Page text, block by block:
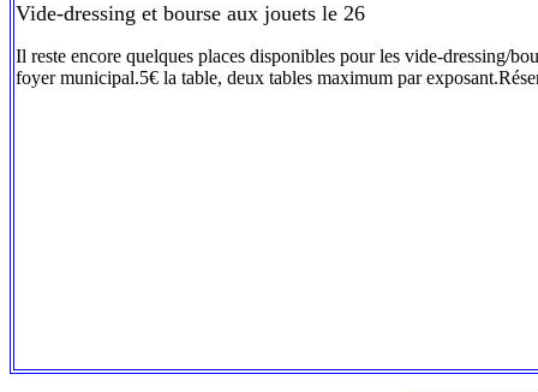
Vide-dressing et bourse aux jouets le 26
Il reste encore quelques places disponibles pour les vide-dressing/
foyer municipal.5€ la table, deux tables maximum par